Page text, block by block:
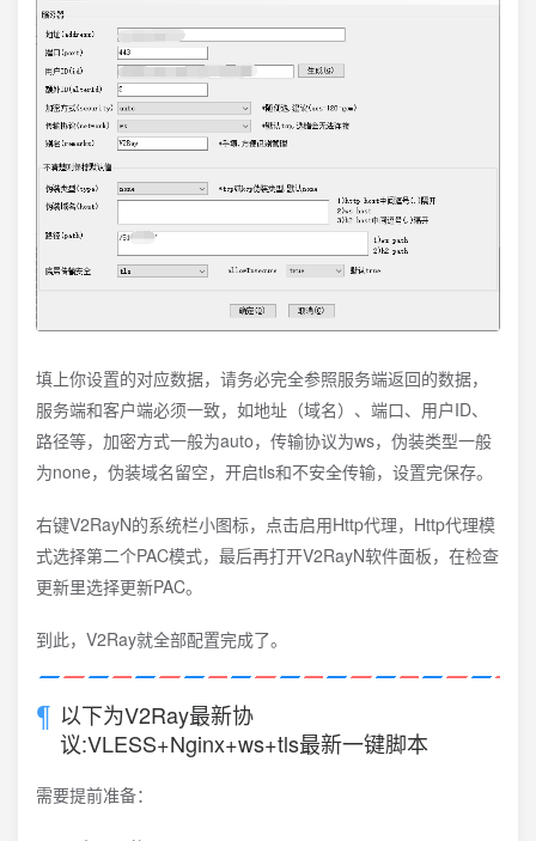
填上你设置的对应数据，请务必完全参照服务端返回的数据，
服务端和客户端必须一致，如地址（域名）、端口、用户ID、
路径等，加密方式一般为auto，传输协议为ws，伪装类型一般
为none，伪装域名留空，开启tls和不安全传输，设置完保存。
右键V2RayN的系统栏小图标，点击启用Http代理，Http代理模
式选择第二个PAC模式，最后再打开V2RayN软件面板，在检查
更新里选择更新PAC。
到此，V2Ray就全部配置完成了。
以下为V2Ray最新协
议:VLESS+Nginx+ws+tls最新一键脚本
需要提前准备：